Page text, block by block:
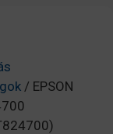
/ EPSON